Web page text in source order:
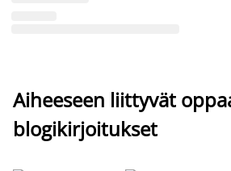
Aiheeseen liittyvät
blogikirjoitukset